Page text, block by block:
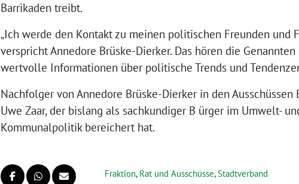
Barrikaden treibt.
„Ich werde den Kontakt zu meinen politischen Freunden und
verspricht Annedore Brüske-Dierker. Das hören die
wertvolle Informationen über politische Trends und
Nachfolger von Annedore Brüske-Dierker in den
Uwe Zaar, der bislang als sachkundiger B ürger im Umwelt-
Kommunalpolitik bereichert hat.
Fraktion, Rat und Ausschüsse,Stadtverband